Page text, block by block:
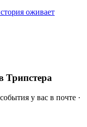
оживает
Трипстера
у вас в почте ·